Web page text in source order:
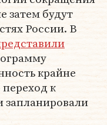
затем будут
России. В
крайне
к
запланировали